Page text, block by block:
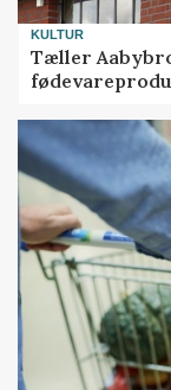
KULTUR
Tæller